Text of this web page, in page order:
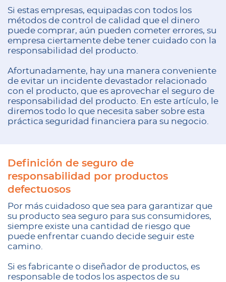
Si estas empresas, equipadas con todos los
métodos de control de calidad que el dinero
puede comprar, aún pueden cometer errores, su
empresa ciertamente debe tener cuidado con la
responsabilidad del producto.
Afortunadamente, hay una manera conveniente
de evitar un incidente devastador relacionado
con el producto, que es aprovechar el seguro de
responsabilidad del producto. En este artículo, le
diremos todo lo que necesita saber sobre esta
práctica seguridad financiera para su negocio.
Definición de seguro de
responsabilidad por productos
defectuosos
Por más cuidadoso que sea para garantizar que
su producto sea seguro para sus consumidores,
siempre existe una cantidad de riesgo que
puede enfrentar cuando decide seguir este
camino.
Si es fabricante o diseñador de productos, es
responsable de todos los aspectos de su